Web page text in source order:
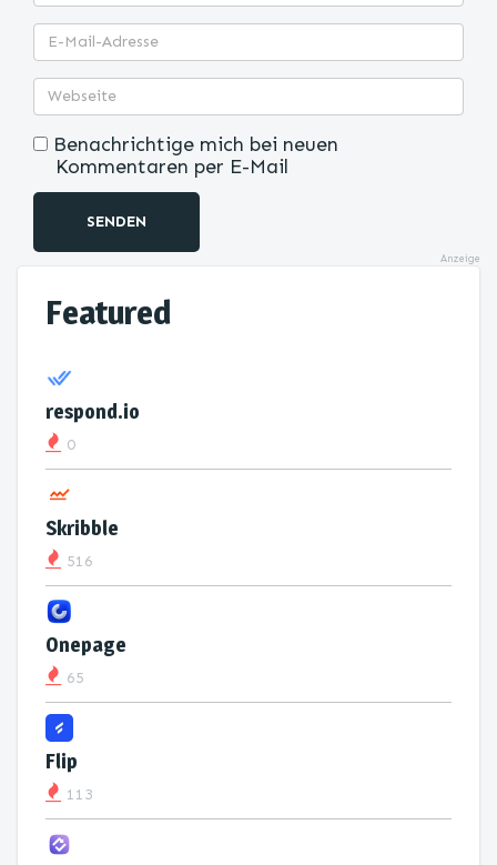
Benachrichtige mich bei neuen
Kommentaren per E-Mail
SENDEN
Anzeige
Featured
respond.io
0
Skribble
516
Onepage
65
Flip
113